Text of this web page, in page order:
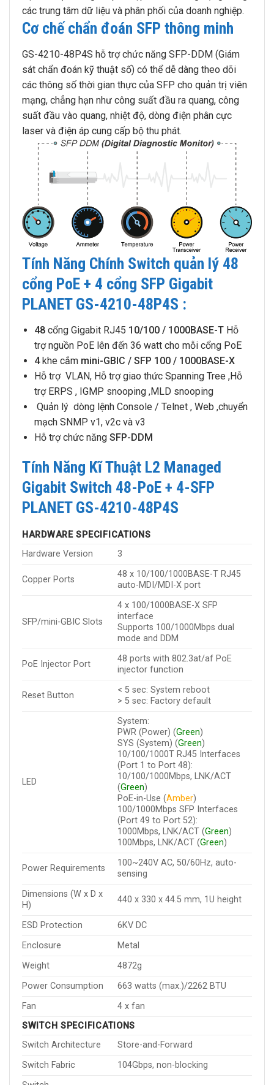
các trung tâm dữ liệu và phân phối của doanh nghiệp.
Cơ chế chẩn đoán SFP thông minh
GS-4210-48P4S hỗ trợ chức năng SFP-DDM (Giám
sát chẩn đoán kỹ thuật số) có thể dễ dàng theo dõi
các thông số thời gian thực của SFP cho quản trị viên
mạng, chẳng hạn như công suất đầu ra quang, công
suất đầu vào quang, nhiệt độ, dòng điện phân cực
laser và điện áp cung cấp bộ thu phát.
Tính Năng Chính Switch quản lý 48
cổng PoE + 4 cổng SFP Gigabit
PLANET GS-4210-48P4S :
48 cổng Gigabit RJ45 10/100 / 1000BASE-T Hỗ
trợ nguồn PoE lên đến 36 watt cho mỗi cổng PoE
4khe cắm mini-GBIC / SFP 100 / 1000BASE-X
Hỗ trợ VLAN, Hỗ trợ giao thức Spanning Tree ,Hỗ
trợ ERPS , IGMP snooping ,MLD snooping
Quản lý dòng lệnh Console / Telnet , Web ,chuyển
mạch SNMP v1, v2c và v3
Hỗ trợ chức năng SFP-DDM
Tính Năng Kĩ Thuật L2 Managed
Gigabit Switch 48-PoE + 4-SFP
PLANET GS-4210-48P4S
HARDWARE SPECIFICATIONS
Hardware Version
3
Copper Ports
48 x 10/100/1000BASE-T RJ45
auto-MDI/MDI-X port
SFP/mini-GBIC Slots
4 x 100/1000BASE-X SFP
interface
Supports 100/1000Mbps dual
mode and DDM
PoE Injector Port
48 ports with 802.3at/af PoE
injector function
Reset Button
< 5 sec: System reboot
> 5 sec: Factory default
LED
System:
PWR (Power) (Green)
SYS (System) (Green)
10/100/1000T RJ45 Interfaces
(Port 1 to Port 48):
10/100/1000Mbps, LNK/ACT
(Green)
PoE-in-Use (Amber)
100/1000Mbps SFP Interfaces
(Port 49 to Port 52):
1000Mbps, LNK/ACT (Green)
100Mbps, LNK/ACT (Green)
Power Requirements
100~240V AC, 50/60Hz, auto-
sensing
Dimensions (W x D x
H)
440 x 330 x 44.5 mm, 1U height
ESD Protection
6KV DC
Enclosure
Metal
Weight
4872g
Power Consumption
663 watts (max.)/2262 BTU
Fan
4 x fan
SWITCH SPECIFICATIONS
Switch Architecture
Store-and-Forward
Switch Fabric
104Gbps, non-blocking